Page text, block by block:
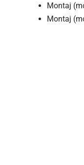
Montaj
Montaj